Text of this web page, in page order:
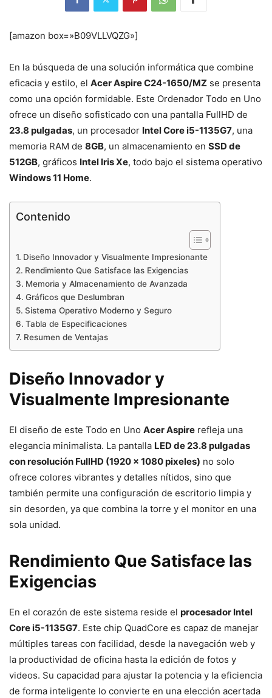
[amazon box=»B09VLLVQZG»]
En la búsqueda de una solución informática que combine
eficacia y estilo, el Acer Aspire C24-1650/MZ se presenta
como una opción formidable. Este Ordenador Todo en Uno
ofrece un diseño sofisticado con una pantalla FullHD de
23.8 pulgadas, un procesador Intel Core i5-1135G7, una
memoria RAM de 8GB, un almacenamiento en SSD de
512GB, gráficos Intel Iris Xe, todo bajo el sistema operativo
Windows 11 Home.
Contenido
Diseño Innovador y Visualmente Impresionante
Rendimiento Que Satisface las Exigencias
Memoria y Almacenamiento de Avanzada
Gráficos que Deslumbran
Sistema Operativo Moderno y Seguro
Tabla de Especificaciones
Resumen de Ventajas
Diseño Innovador y
Visualmente Impresionante
El diseño de este Todo en Uno Acer Aspire refleja una
elegancia minimalista. La pantalla LED de 23.8 pulgadas
con resolución FullHD (1920 x 1080 pixeles) no solo
ofrece colores vibrantes y detalles nítidos, sino que
también permite una configuración de escritorio limpia y
sin desorden, ya que combina la torre y el monitor en una
sola unidad.
Rendimiento Que Satisface las
Exigencias
En el corazón de este sistema reside el procesador Intel
Core i5-1135G7. Este chip QuadCore es capaz de manejar
múltiples tareas con facilidad, desde la navegación web y
la productividad de oficina hasta la edición de fotos y
videos. Su capacidad para ajustar la potencia y la eficiencia
de forma inteligente lo convierte en una elección acertada